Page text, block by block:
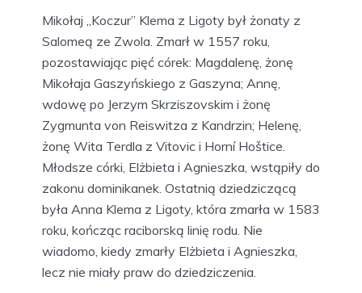
Mikołaj „Koczur” Klema z Ligoty był żonaty z
Salomeą ze Zwola. Zmarł w 1557 roku,
pozostawiając pięć córek: Magdalenę, żonę
Mikołaja Gaszyńskiego z Gaszyna; Annę,
wdowę po Jerzym Skrziszovskim i żonę
Zygmunta von Reiswitza z Kandrzin; Helenę,
żonę Wita Terdla z Vitovic i Horní Hoštice.
Młodsze córki, Elżbieta i Agnieszka, wstąpiły do
zakonu dominikanek. Ostatnią dziedziczącą
była Anna Klema z Ligoty, która zmarła w 1583
roku, kończąc raciborską linię rodu. Nie
wiadomo, kiedy zmarły Elżbieta i Agnieszka,
lecz nie miały praw do dziedziczenia.